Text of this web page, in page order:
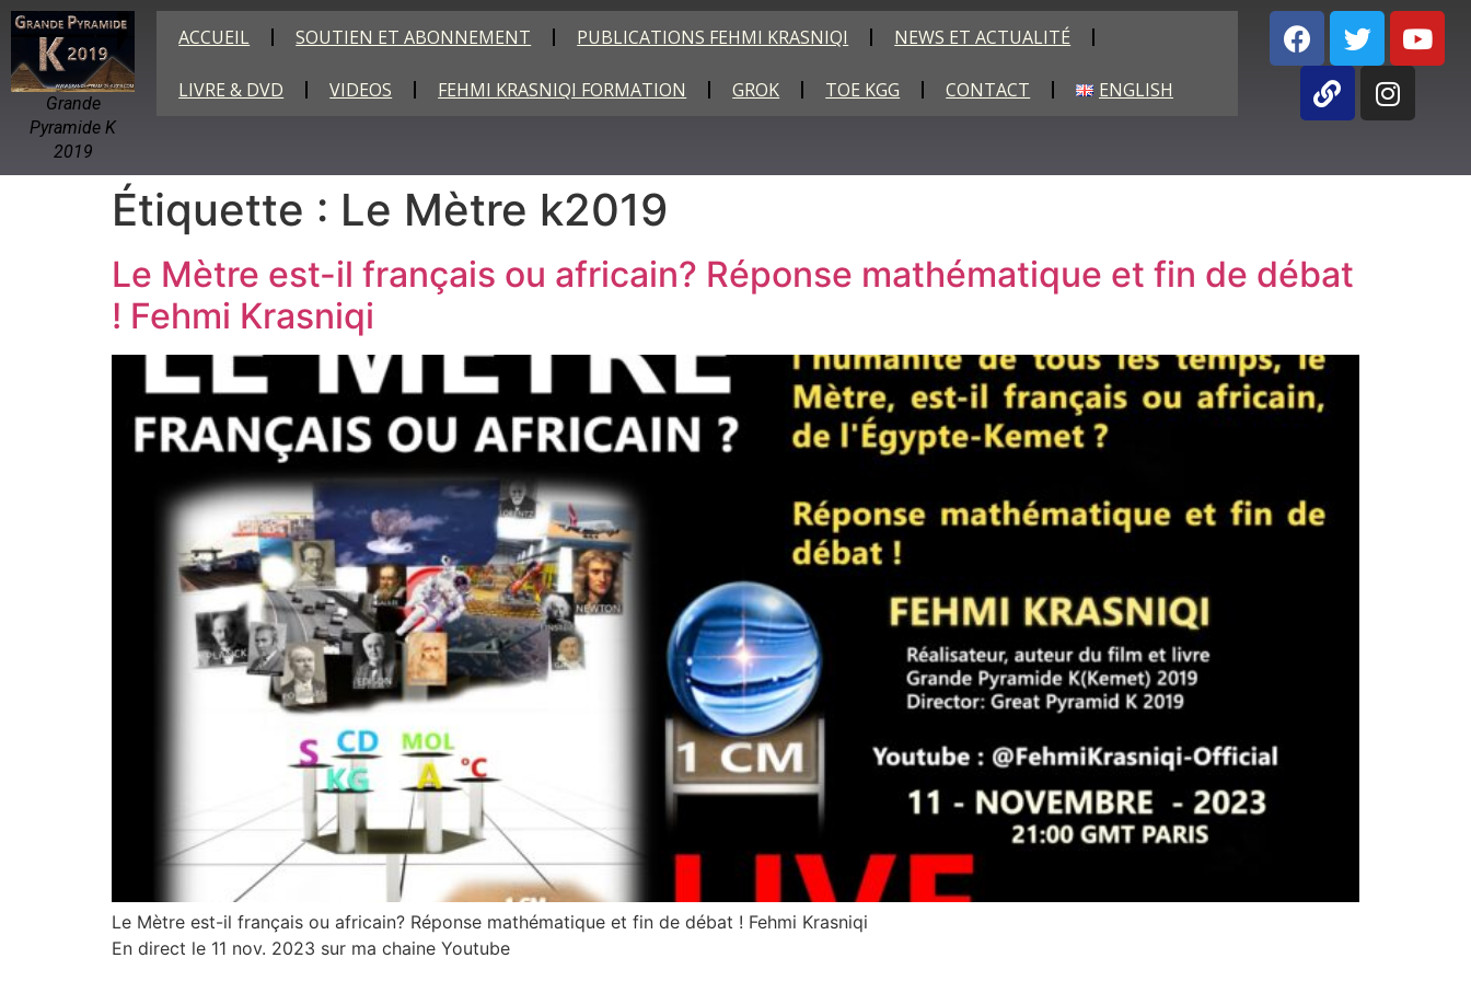
Grande
Pyramide K
2019
ACCUEIL SOUTIEN ET ABONNEMENT PUBLICATIONS FEHMI KRASNIQI NEWS ET ACTUALITÉ
LIVRE & DVD VIDEOS FEHMI KRASNIQI FORMATION GROK TOE KGG CONTACT ENGLISH
Étiquette : Le Mètre k2019
Le Mètre est-il français ou africain? Réponse mathématique et fin de débat
! Fehmi Krasniqi
Le Mètre est-il français ou africain? Réponse mathématique et fin de débat ! Fehmi Krasniqi
En direct le 11 nov. 2023 sur ma chaine Youtube